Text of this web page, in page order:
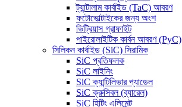
ট্যান্টালাম কার্বাইড (TaC) আবরণ
ফটোভোল্টাইকের জন্য অংশ
ভিট্রিয়াস গ্রাফাইট
পাইরোলাইটিক কার্বন আবরণ (PyC)
সিলিকন কার্বাইড (SiC) সিরামিক
SiC প্রতিফলক
SiC লাইনিং
SiC ক্যান্টিলিভার প্যাডেল
SiC ক্রুসিবল (ব্যারেল)
SiC হিটিং এলিমেন্ট